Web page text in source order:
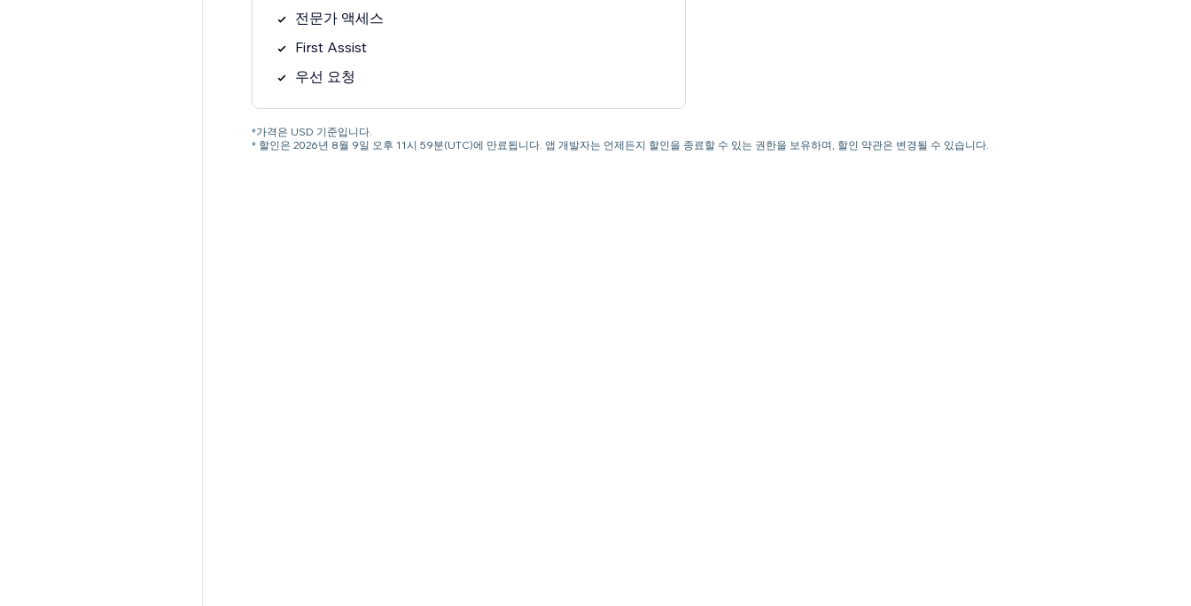
전문가 액세스
First Assist
우선 요청
*가격은 USD 기준입니다.
* 할인은 2026년 8월 9일 오후 11시 59분(UTC)에 만료됩니다. 앱 개발자는 언제든지 할인을 종료할 수 있는 권한을 보유하며, 할인 약관은 변경될 수 있습니다.